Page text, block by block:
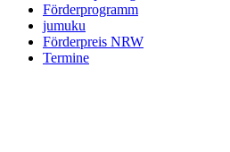
Förderprogramm
jumuku
Förderpreis NRW
Termine